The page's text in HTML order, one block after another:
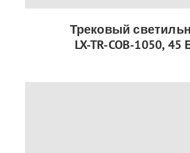
Трековый
LX-TR-COB-1050, 45